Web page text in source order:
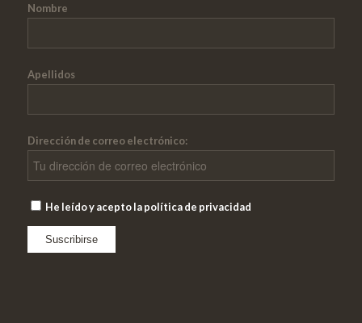
Nombre
Apellidos
Dirección de correo electrónico:
He leído y acepto la política de privacidad